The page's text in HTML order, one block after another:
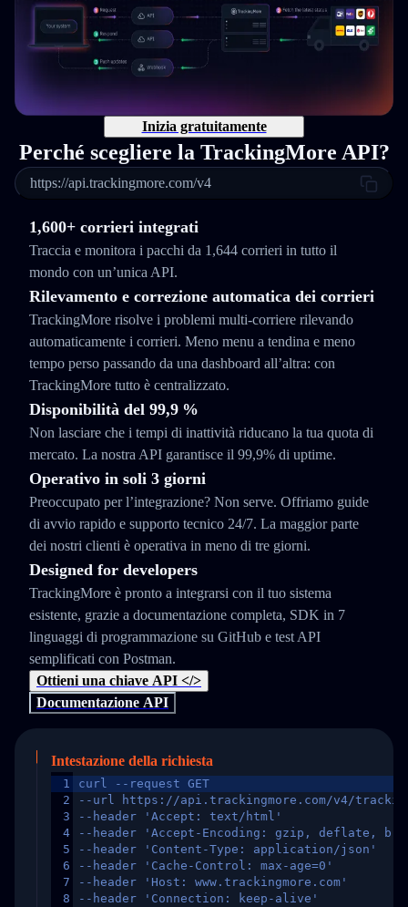
Inizia gratuitamente
Perché scegliere la TrackingMore API?
https://api.trackingmore.com/v4
1,600+ corrieri integrati
Traccia e monitora i pacchi da 1,644 corrieri in tutto il
mondo con un’unica API.
Rilevamento e correzione automatica dei corrieri
TrackingMore risolve i problemi multi-corriere rilevando
automaticamente i corrieri. Meno menu a tendina e meno
tempo perso passando da una dashboard all’altra: con
TrackingMore tutto è centralizzato.
Disponibilità del 99,9 %
Non lasciare che i tempi di inattività riducano la tua quota di
mercato. La nostra API garantisce il 99,9% di uptime.
Operativo in soli 3 giorni
Preoccupato per l’integrazione? Non serve. Offriamo guide
di avvio rapido e supporto tecnico 24/7. La maggior parte
dei nostri clienti è operativa in meno di tre giorni.
Designed for developers
TrackingMore è pronto a integrarsi con il tuo sistema
esistente, grazie a documentazione completa, SDK in 7
linguaggi di programmazione su GitHub e test API
semplificati con Postman.
Ottieni una chiave API </>
Documentazione API
Intestazione della richiesta
1
2
3
4
5
6
7
8
curl --request GET
--url https://api.trackingmore.com/v4/trackings/
--header 'Accept: text/html'
--header 'Accept-Encoding: gzip, deflate,
--header 'Content-Type: application/json'
--header 'Cache-Control: max-age=0'
--header 'Host: www.trackingmore.com'
--header 'Connection: keep-alive'